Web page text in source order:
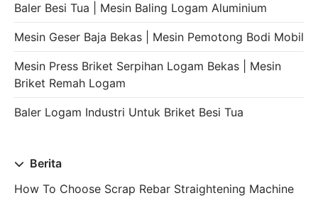
Baler Besi Tua | Mesin Baling Logam Aluminium
Mesin Geser Baja Bekas | Mesin Pemotong Bodi Mobil
Mesin Press Briket Serpihan Logam Bekas | Mesin
Briket Remah Logam
Baler Logam Industri Untuk Briket Besi Tua
Berita
How To Choose Scrap Rebar Straightening Machine